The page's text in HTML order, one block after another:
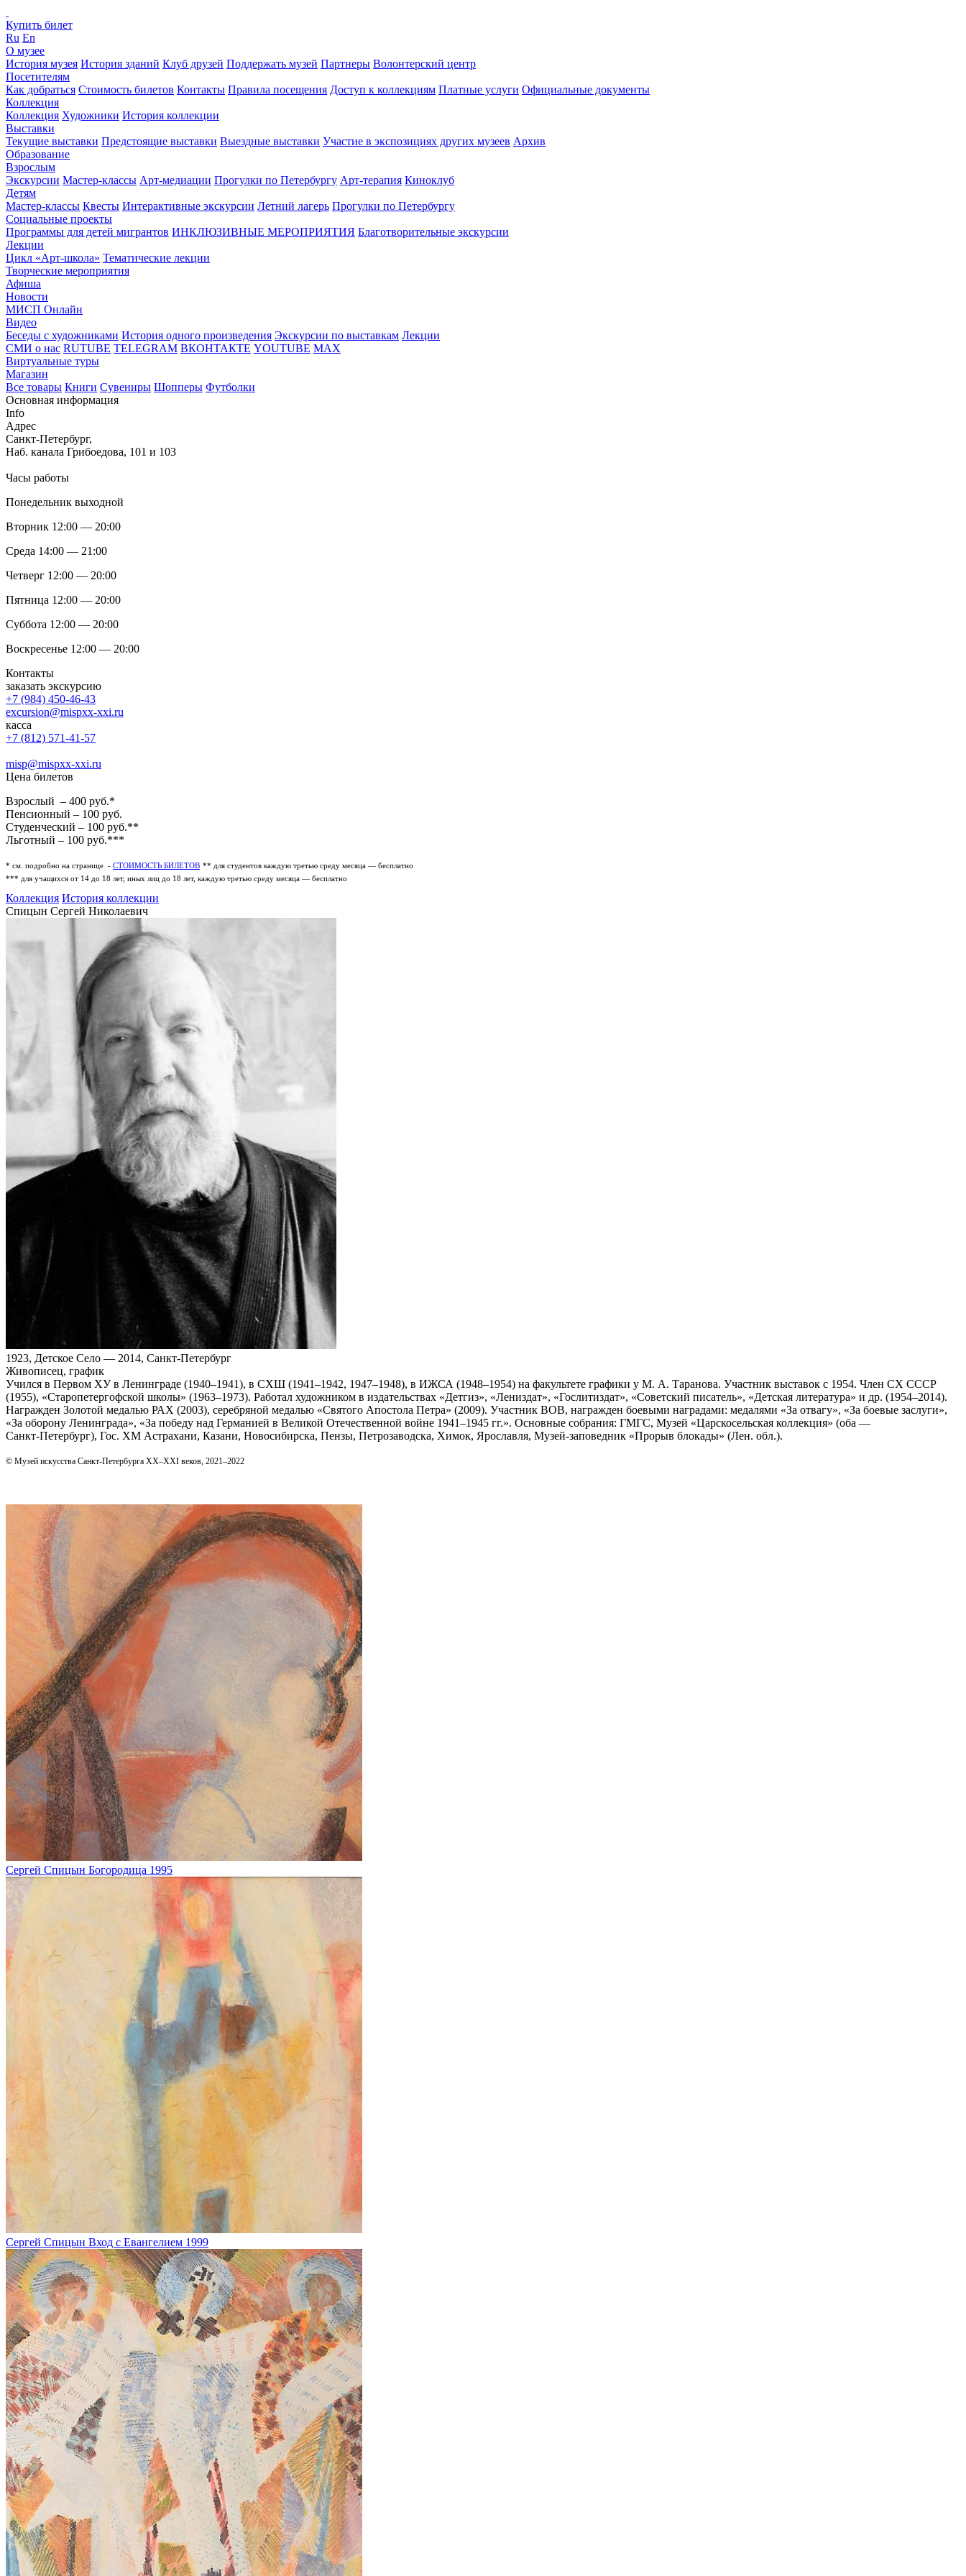
Купить билет
Ru En
О музее
История музея История зданий Клуб друзей Поддержать музей Партнеры Волонтерский центр
Посетителям
Как добраться Стоимость билетов Контакты Правила посещения Доступ к коллекциям Платные услуги Официальные документы
Коллекция
Коллекция Художники История коллекции
Выставки
Текущие выставки Предстоящие выставки Выездные выставки Участие в экспозициях других музеев Архив
Образование
Взрослым
Экскурсии Мастер-классы Арт-медиации Прогулки по Петербургу Арт-терапия Киноклуб
Детям
Мастер-классы Квесты Интерактивные экскурсии Летний лагерь Прогулки по Петербургу
Социальные проекты
Программы для детей мигрантов ИНКЛЮЗИВНЫЕ МЕРОПРИЯТИЯ Благотворительные экскурсии
Лекции
Цикл «Арт-школа» Тематические лекции
Творческие мероприятия
Афиша
Новости
МИСП Онлайн
Видео
Беседы с художниками История одного произведения Экскурсии по выставкам Лекции
СМИ о нас RUTUBE TELEGRAM ВКОНТАКТЕ YOUTUBE MAX
Виртуальные туры
Магазин
Все товары Книги Сувениры Шопперы Футболки
Основная информация
Info
Адрес
Санкт-Петербург,
Наб. канала Грибоедова, 101 и 103
Часы работы
Понедельник выходной
Вторник 12:00 — 20:00
Среда 14:00 — 21:00
Четверг 12:00 — 20:00
Пятница 12:00 — 20:00
Суббота 12:00 — 20:00
Воскресенье 12:00 — 20:00
Контакты
заказать экскурсию
+7 (984) 450-46-43
excursion@mispxx-xxi.ru
касса
+7 (812) 571-41-57
misp@mispxx-xxi.ru
Цена билетов
Взрослый – 400 руб.*
Пенсионный – 100 руб.
Студенческий – 100 руб.**
Льготный – 100 руб.***
* см. подробно на странице - СТОИМОСТЬ БИЛЕТОВ ** для студентов каждую третью среду месяца — бесплатно
*** для учащихся от 14 до 18 лет, иных лиц до 18 лет, каждую третью среду месяца — бесплатно
Коллекция История коллекции
Спицын Сергей Николаевич
1923, Детское Село — 2014, Санкт-Петербург
Живописец, график
Учился в Первом ХУ в Ленинграде (1940–1941), в СХШ (1941–1942, 1947–1948), в ИЖСА (1948–1954) на факультете графики у М. А. Таранова. Участник выставок с 1954. Член СХ СССР
(1955), «Старопетергофской школы» (1963–1973). Работал художником в издательствах «Детгиз», «Лениздат», «Гослитиздат», «Советский писатель», «Детская литература» и др. (1954–2014).
Награжден Золотой медалью РАХ (2003), серебряной медалью «Святого Апостола Петра» (2009). Участник ВОВ, награжден боевыми наградами: медалями «За отвагу», «За боевые заслуги»,
«За оборону Ленинграда», «За победу над Германией в Великой Отечественной войне 1941–1945 гг.». Основные собрания: ГМГС, Музей «Царскосельская коллекция» (оба —
Санкт‑Петербург), Гос. ХМ Астрахани, Казани, Новосибирска, Пензы, Петрозаводска, Химок, Ярославля, Музей-заповедник «Прорыв блокады» (Лен. обл.).
© Музей искусства Санкт-Петербурга XX–XXI веков, 2021–2022
Сергей Спицын Богородица 1995
Сергей Спицын Вход с Евангелием 1999